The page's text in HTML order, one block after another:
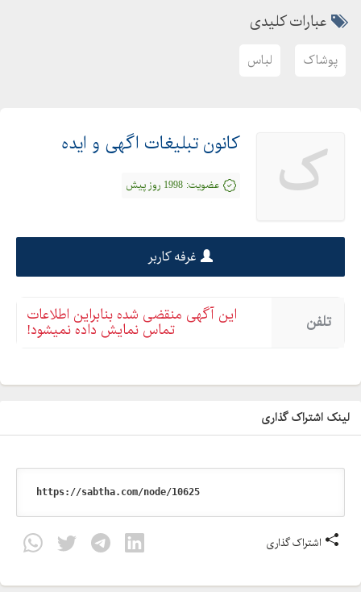
عبارات کلیدی
پوشاک لباس
ک کانون تبلیغات اگهی و ایده
عضویت: 1998 روز پیش
غرفه کاربر
تلفن این آگهی منقضی شده بنابراین اطلاعات
تماس نمایش داده نمیشود!
لینک اشتراک گذاری
اشتراک گذاری